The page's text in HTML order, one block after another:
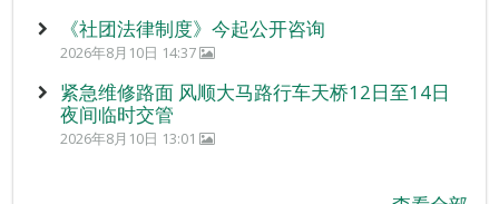
《社团法律制度》今起公开咨询
2026年8月10日 14:37
紧急维修路面 风顺大马路行车天桥12日至14日
夜间临时交管
2026年8月10日 13:01